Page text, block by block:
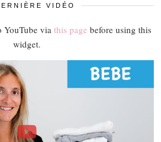
VIDÉO
YouTube via this page before using this
widget.